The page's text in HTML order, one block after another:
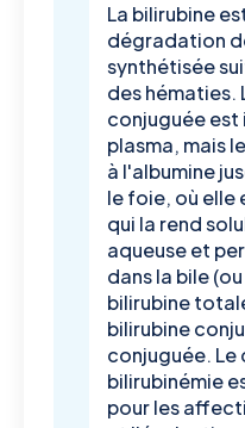
La bilirubine
dégradation
synthétisée
des hématies.
conjuguée est
plasma, mais
à l'albumine
le foie, où elle
qui la rend
aqueuse et
dans la bile
bilirubine
bilirubine
conjuguée. Le
bilirubinémie
pour les